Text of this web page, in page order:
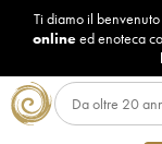
Ti diamo il
onlineed enoteca